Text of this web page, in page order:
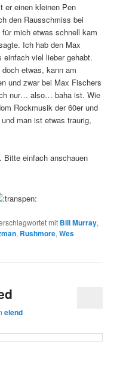
er einen kleinen Pen
den Rausschmiss bei
mich etwas schnell kam
Ich hab den Max
viel lieber gehabt.
etwas, kann am
und zwar bei Max Fischers
nur… also… baha ist. Wie
Rockmusik der 60er und
man ist etwas traurig,
Bitte einfach anschauen
mit Bill Murray,
, Rushmore,Wes
elend